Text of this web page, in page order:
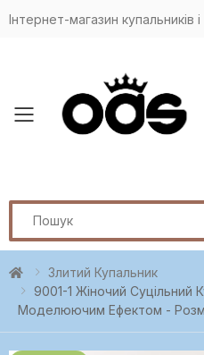
Інтернет-магазин купальників
Toggle mobile
Search
Злитий Купальник
9001-1 Жіночий Суцільний
Моделюючим Ефектом -